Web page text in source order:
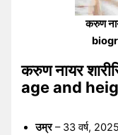
करुण
करुण नायर
age and
उम्र– 33 वर्ष,